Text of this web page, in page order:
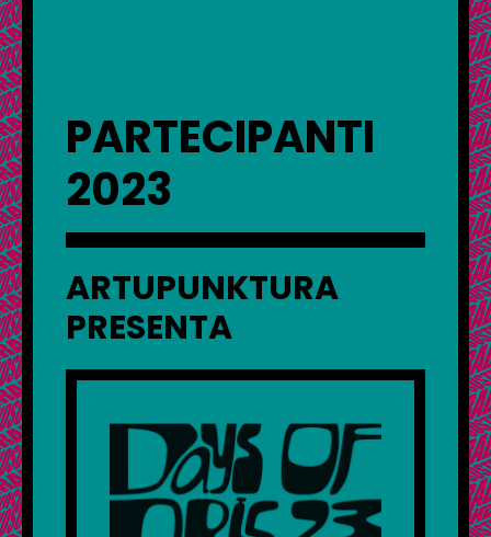
PARTECIPANTI
2023
ARTUPUNKTURA
PRESENTA